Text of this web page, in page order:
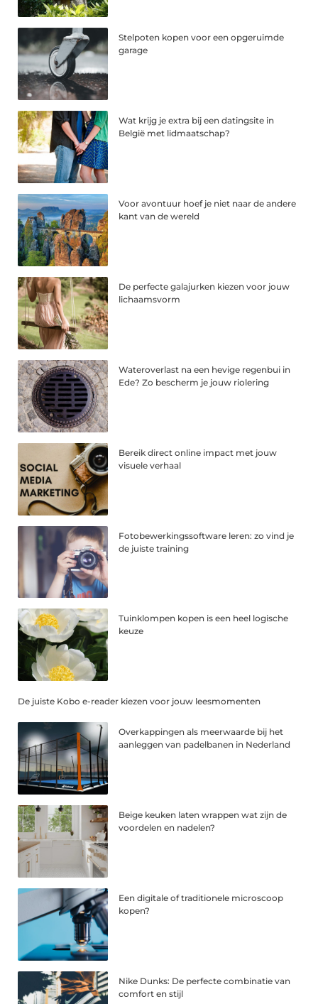
Stelpoten kopen voor een opgeruimde
garage
Wat krijg je extra bij een datingsite in
België met lidmaatschap?
Voor avontuur hoef je niet naar de andere
kant van de wereld
De perfecte galajurken kiezen voor jouw
lichaamsvorm
Wateroverlast na een hevige regenbui in
Ede? Zo bescherm je jouw riolering
Bereik direct online impact met jouw
visuele verhaal
Fotobewerkingssoftware leren: zo vind je
de juiste training
Tuinklompen kopen is een heel logische
keuze
De juiste Kobo e-reader kiezen voor jouw leesmomenten
Overkappingen als meerwaarde bij het
aanleggen van padelbanen in Nederland
Beige keuken laten wrappen wat zijn de
voordelen en nadelen?
Een digitale of traditionele microscoop
kopen?
Nike Dunks: De perfecte combinatie van
comfort en stijl